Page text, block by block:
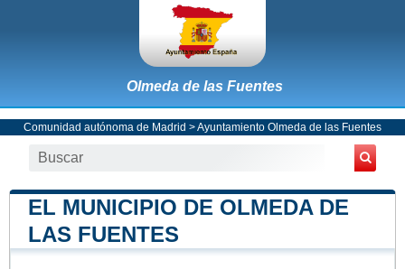
Olmeda de las Fuentes
Comunidad autónoma de Madrid >Ayuntamiento Olmeda de las Fuentes
EL MUNICIPIO DE OLMEDA DE
LAS FUENTES